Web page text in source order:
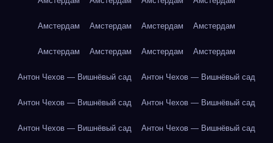
Амстердам Амстердам Амстердам Амстердам
Амстердам Амстердам Амстердам Амстердам
Антон Чехов — Вишнёвый сад Антон Чехов — Вишнёвый сад
Антон Чехов — Вишнёвый сад Антон Чехов — Вишнёвый сад
Антон Чехов — Вишнёвый сад Антон Чехов — Вишнёвый сад